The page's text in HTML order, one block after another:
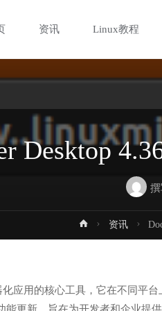
资讯 Linux教程
Desktop
首
页
资讯
应用的核心工具，它在不同平